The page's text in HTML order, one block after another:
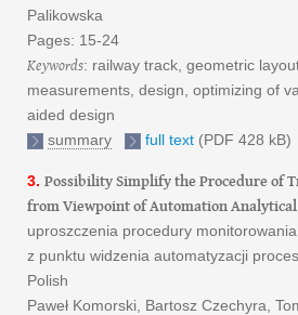
Palikowska
Pages: 15-24
Keywords: railway track, geometric
measurements, design, optimizing of
aided design
summary
full text (PDF 428 kB)
3. Possibility Simplify the Procedure of
from Viewpoint of Automation Analytical
uproszczenia procedury
z punktu widzenia automatyzacji
Polish
Paweł Komorski, Bartosz Czechyra,